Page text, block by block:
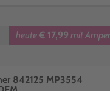
heute€ 17,99 mit
842125 MP3554